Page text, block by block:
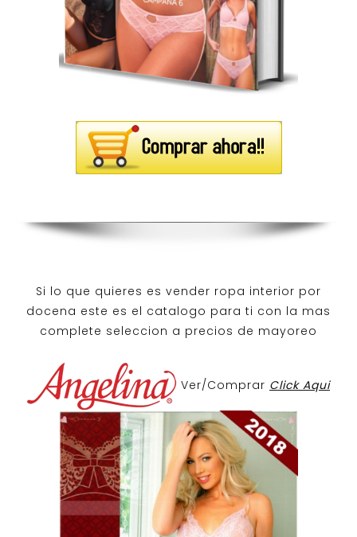
Si lo que quieres es vender ropa interior por
docena este es el catalogo para ti con la mas
complete seleccion a precios de mayoreo
Ver/Comprar Click Aqui